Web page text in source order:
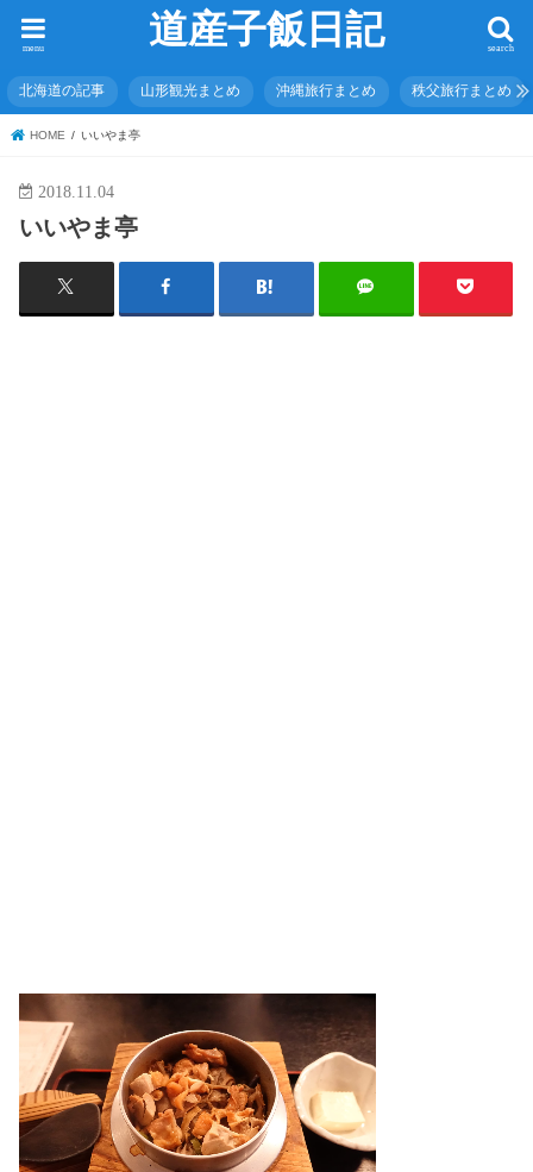
道産子飯日記 search
menu
北海道の記事 山形観光まとめ 沖縄旅行まとめ 秩父旅行まとめ
HOME いいやま亭
2018.11.04
いいやま亭